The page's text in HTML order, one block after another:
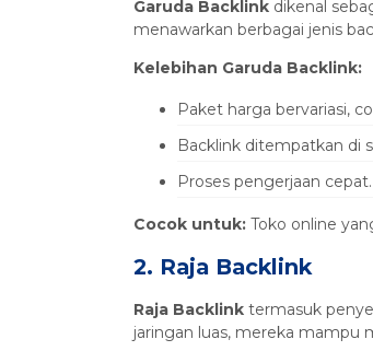
Garuda Backlink dikenal
menawarkan berbagai jenis
Kelebihan Garuda Backlink:
Paket harga bervariasi,
Backlink ditempatkan di
Proses pengerjaan cepat.
Cocok untuk: Toko online
2. Raja Backlink
Raja Backlink termasuk
jaringan luas, mereka